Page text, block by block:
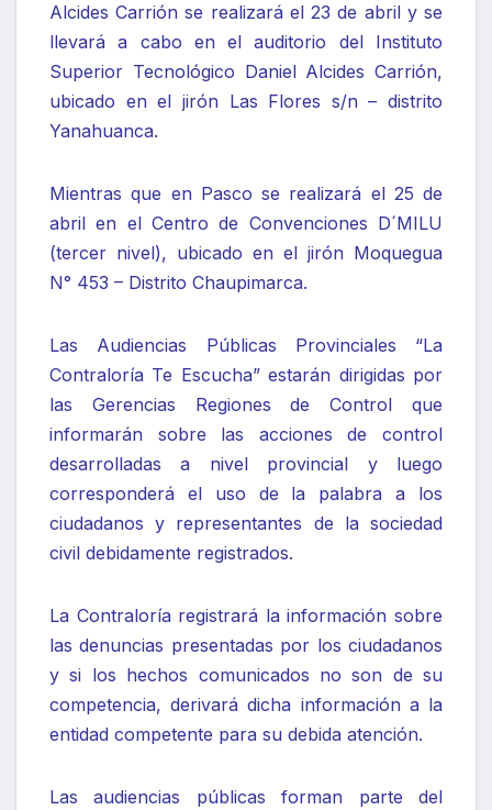
Alcides Carrión se realizará el 23 de abril y se
llevará a cabo en el auditorio del Instituto
Superior Tecnológico Daniel Alcides Carrión,
ubicado en el jirón Las Flores s/n – distrito
Yanahuanca.
Mientras que en Pasco se realizará el 25 de
abril en el Centro de Convenciones D´MILU
(tercer nivel), ubicado en el jirón Moquegua
N° 453 – Distrito Chaupimarca.
Las Audiencias Públicas Provinciales “La
Contraloría Te Escucha” estarán dirigidas por
las Gerencias Regiones de Control que
informarán sobre las acciones de control
desarrolladas a nivel provincial y luego
corresponderá el uso de la palabra a los
ciudadanos y representantes de la sociedad
civil debidamente registrados.
La Contraloría registrará la información sobre
las denuncias presentadas por los ciudadanos
y si los hechos comunicados no son de su
competencia, derivará dicha información a la
entidad competente para su debida atención.
Las audiencias públicas forman parte del